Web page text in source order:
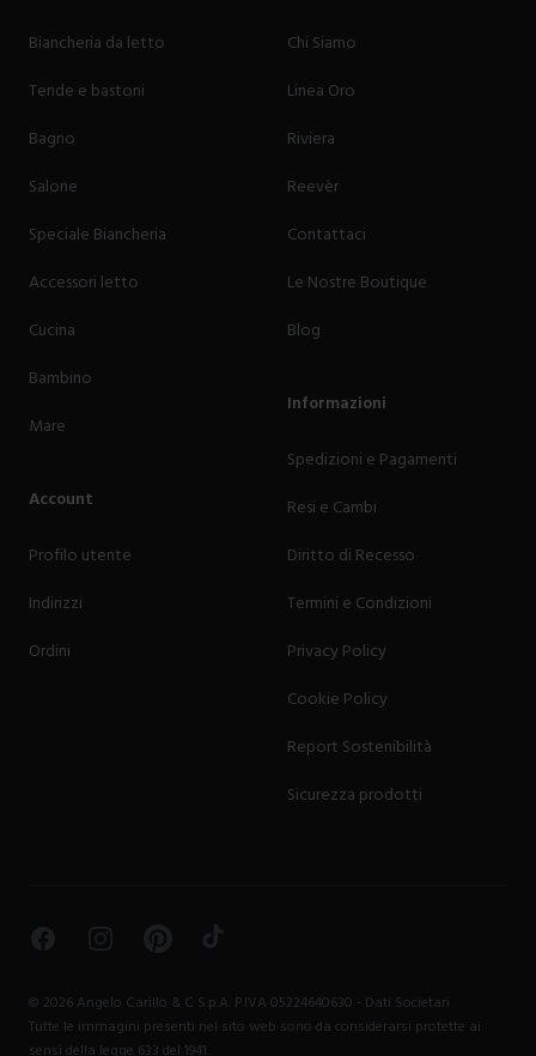
Biancheria da letto
Tende e bastoni
Bagno
Salone
Speciale Biancheria
Accessori letto
Cucina
Bambino
Mare
Account
Profilo utente
Indirizzi
Ordini
Chi Siamo
Linea Oro
Riviera
Reevèr
Contattaci
Le Nostre Boutique
Blog
Informazioni
Spedizioni e Pagamenti
Resi e Cambi
Diritto di Recesso
Termini e Condizioni
Privacy Policy
Cookie Policy
Report Sostenibilità
Sicurezza prodotti
FacebookInstagramPinterestTikTok
© 2026 Angelo Carillo & C S.p.A. P.IVA 05224640630 - Dati Societari
Tutte le immagini presenti nel sito web sono da considerarsi protette ai
sensi della legge 633 del 1941.